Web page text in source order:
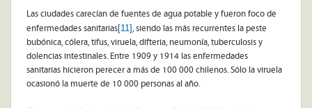
Las ciudades carecían de fuentes de agua potable y fueron foco de
enfermedades sanitarias[11] , siendo las más recurrentes la peste
bubónica, cólera, tifus, viruela, difteria, neumonía, tuberculosis y
dolencias intestinales. Entre 1909 y 1914 las enfermedades
sanitarias hicieron perecer a más de 100 000 chilenos. Sólo la viruela
ocasionó la muerte de 10 000 personas al año.